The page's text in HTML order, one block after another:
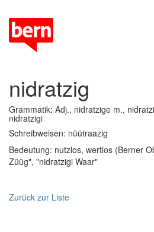
nidratzig
Grammatik: Adj., nidratzige m.,
nidratzigi
Schreibweisen: nüütraazig
Bedeutung: nutzlos, wertlos (Berner
Züüg", "nidratzigi Waar"
Zurück zur Liste